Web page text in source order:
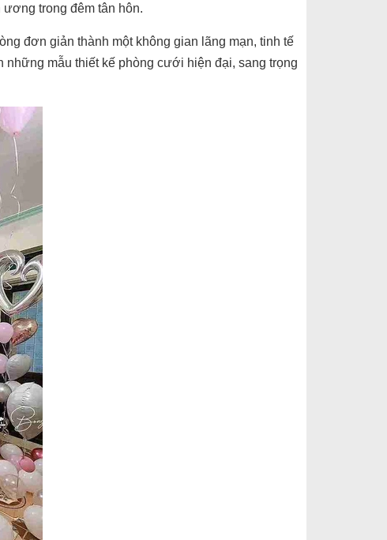
trong đêm tân hôn.
đơn giản thành một không gian lãng mạn, tinh tế
những mẫu thiết kế phòng cưới hiện đại, sang trọng